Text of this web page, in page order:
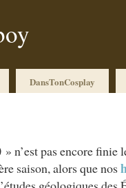
DansTonCosplay
n’est pas encore finie
saison, alors que nos